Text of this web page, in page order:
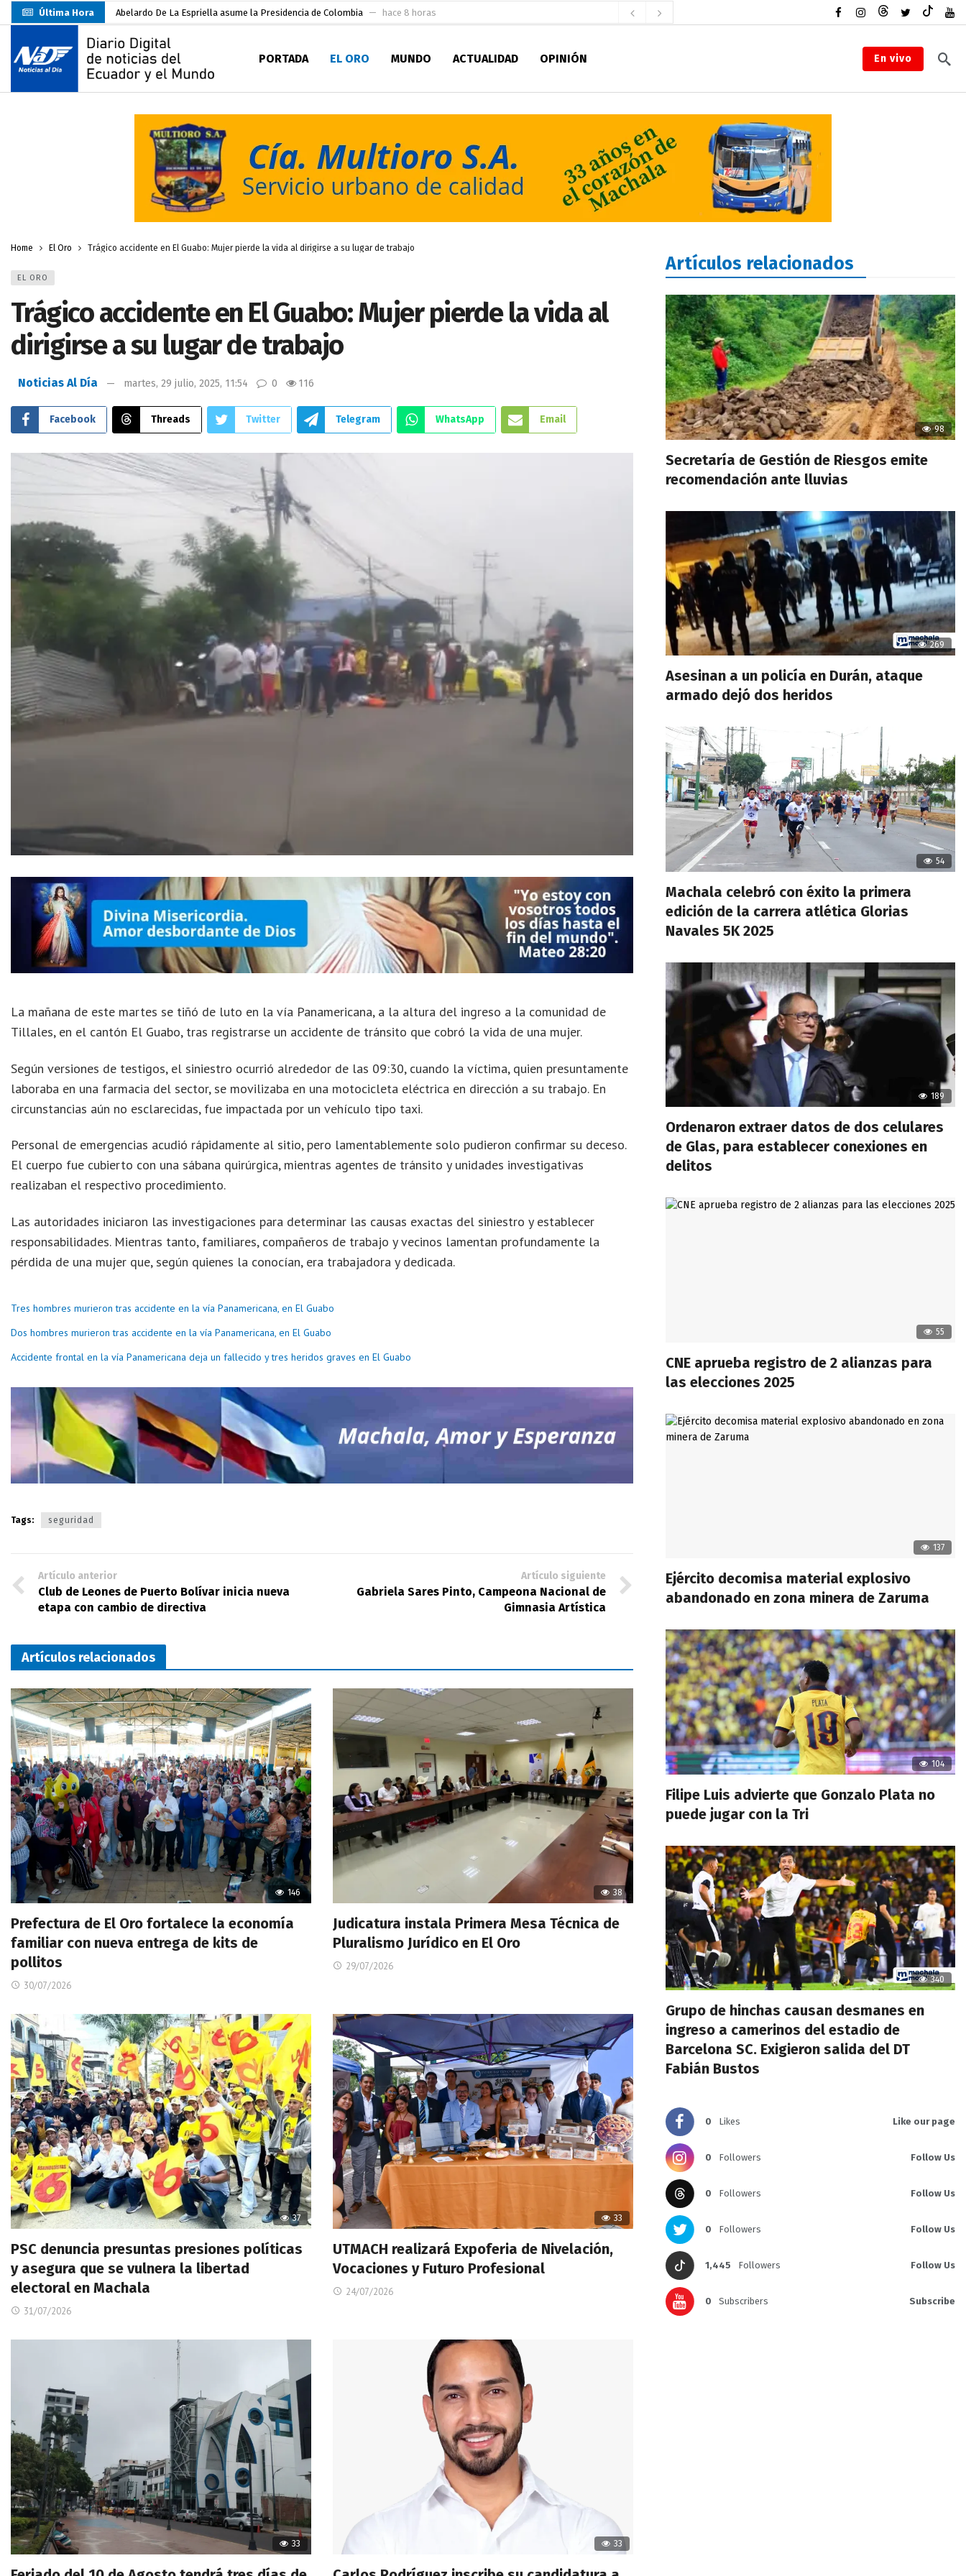
Última Hora Abelardo De La Espriella asume la Presidencia de Colombia hace 8 horas
Sin objeciones la candidatura de Carlos Rodríguez para la Alcaldía de Machala
Más de 3.800 escuelas estarían en riesgo por El Niño hace 19 horas
Nuevo Santa Rosa Sporting Club inicia su camino en la Serie A del Fútbol Femenino Nacional 2026
Unidad Popular confirma acuerdo político con RC, socialismo y Lista 70 en Pichincha y varias provincias
Delegación de El Oro fiscaliza propaganda electoral hace 2 días
Gobierno Estudiantil Ugartino 2026-2027, fue posesionado hace 2 días
Darwin Pereira oficializa su candidatura a la alcaldía de Machala hace 6 horas
PORTADA EL ORO MUNDO ACTUALIDAD OPINIÓN En vivo
Home El Oro Trágico accidente en El Guabo: Mujer pierde la vida al dirigirse a su lugar de trabajo
EL ORO
Trágico accidente en El Guabo: Mujer pierde la vida al
dirigirse a su lugar de trabajo
Noticias Al Día martes, 29 julio, 2025, 11:54 0 116
Facebook Threads Twitter Telegram WhatsApp Email
La mañana de este martes se tiñó de luto en la vía Panamericana, a la altura del ingreso a la comunidad de
Tillales, en el cantón El Guabo, tras registrarse un accidente de tránsito que cobró la vida de una mujer.
Según versiones de testigos, el siniestro ocurrió alrededor de las 09:30, cuando la víctima, quien presuntamente
laboraba en una farmacia del sector, se movilizaba en una motocicleta eléctrica en dirección a su trabajo. En
circunstancias aún no esclarecidas, fue impactada por un vehículo tipo taxi.
Personal de emergencias acudió rápidamente al sitio, pero lamentablemente solo pudieron confirmar su deceso.
El cuerpo fue cubierto con una sábana quirúrgica, mientras agentes de tránsito y unidades investigativas
realizaban el respectivo procedimiento.
Las autoridades iniciaron las investigaciones para determinar las causas exactas del siniestro y establecer
responsabilidades. Mientras tanto, familiares, compañeros de trabajo y vecinos lamentan profundamente la
pérdida de una mujer que, según quienes la conocían, era trabajadora y dedicada.
Tres hombres murieron tras accidente en la vía Panamericana, en El Guabo
Dos hombres murieron tras accidente en la vía Panamericana, en El Guabo
Accidente frontal en la vía Panamericana deja un fallecido y tres heridos graves en El Guabo
Tags: seguridad
Artículo anterior
Club de Leones de Puerto Bolívar inicia nueva
etapa con cambio de directiva
Artículo siguiente
Gabriela Sares Pinto, Campeona Nacional de
Gimnasia Artística
Artículos relacionados
146
Prefectura de El Oro fortalece la economía
familiar con nueva entrega de kits de
pollitos
30/07/2026
38
Judicatura instala Primera Mesa Técnica de
Pluralismo Jurídico en El Oro
29/07/2026
37
PSC denuncia presuntas presiones políticas
y asegura que se vulnera la libertad
electoral en Machala
31/07/2026
33
UTMACH realizará Expoferia de Nivelación,
Vocaciones y Futuro Profesional
24/07/2026
33 33
Artículos relacionados
98
Secretaría de Gestión de Riesgos emite
recomendación ante lluvias
269
Asesinan a un policía en Durán, ataque
armado dejó dos heridos
54
Machala celebró con éxito la primera
edición de la carrera atlética Glorias
Navales 5K 2025
189
Ordenaron extraer datos de dos celulares
de Glas, para establecer conexiones en
delitos
55
CNE aprueba registro de 2 alianzas para
las elecciones 2025
137
Ejército decomisa material explosivo
abandonado en zona minera de Zaruma
104
Filipe Luis advierte que Gonzalo Plata no
puede jugar con la Tri
340
Grupo de hinchas causan desmanes en
ingreso a camerinos del estadio de
Barcelona SC. Exigieron salida del DT
Fabián Bustos
0 Likes Like our page
0 Followers Follow Us
0 Followers Follow Us
0 Followers Follow Us
1,445 Followers Follow Us
0 Subscribers Subscribe